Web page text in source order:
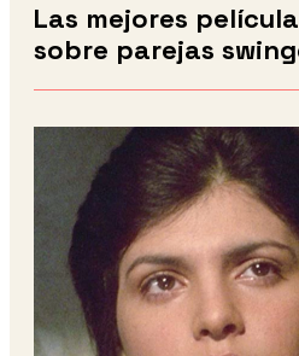
Las mejores
sobre parejas